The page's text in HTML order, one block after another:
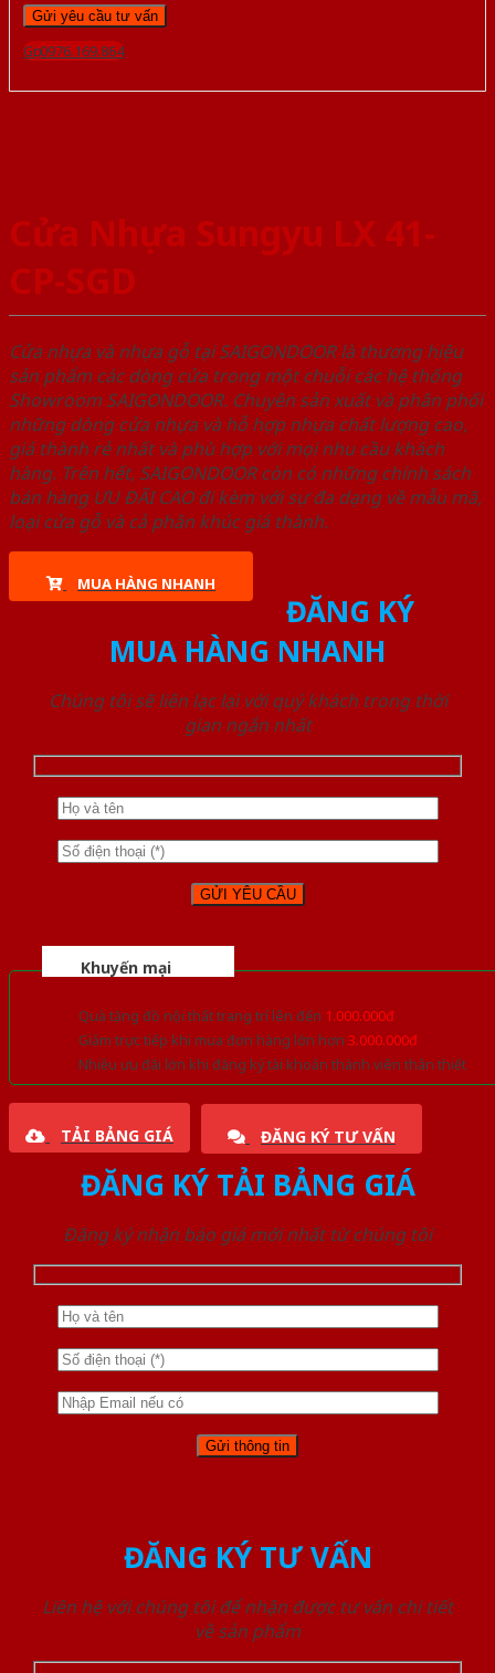
Gọi 0976.169.864
Cửa Nhựa Sungyu LX 41-
CP-SGD
Cửa nhựa và nhựa gỗ tại SAIGONDOOR là thương hiệu
sản phẩm các dòng cửa trong một chuỗi các hệ thống
Showroom SAIGONDOOR. Chuyên sản xuất và phân phối
những dòng cửa nhựa và hỗ hợp nhựa chất lượng cao,
giá thành rẻ nhất và phù hợp với mọi nhu cầu khách
hàng. Trên hết, SAIGONDOOR còn có những chính sách
bán hàng ƯU ĐÃI CAO đi kèm với sự đa dạng về mẫu mã,
loại cửa gỗ và cả phân khúc giá thành.
MUA HÀNG NHANH
ĐĂNG KÝ
MUA HÀNG NHANH
Chúng tôi sẽ liên lạc lại với quý khách trong thời
gian ngắn nhất
Khuyến mại
Quà tặng đồ nội thất trang trí lên đến 1.000.000đ
Giảm trực tiếp khi mua đơn hàng lớn hơn 3.000.000đ
Nhiều ưu đãi lớn khi đăng ký tài khoản thành viên thân thiết
TẢI BẢNG GIÁ ĐĂNG KÝ TƯ VẤN
ĐĂNG KÝ TẢI BẢNG GIÁ
Đăng ký nhận báo giá mới nhất từ chúng tôi
ĐĂNG KÝ TƯ VẤN
Liên hệ với chúng tôi để nhận được tư vấn chi tiết
về sản phẩm